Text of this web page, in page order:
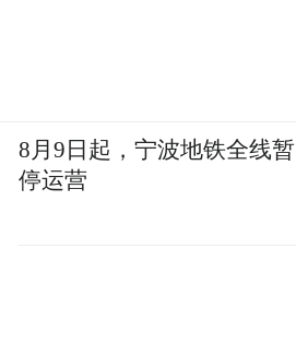
8月9日起，宁波地铁全线暂
停运营